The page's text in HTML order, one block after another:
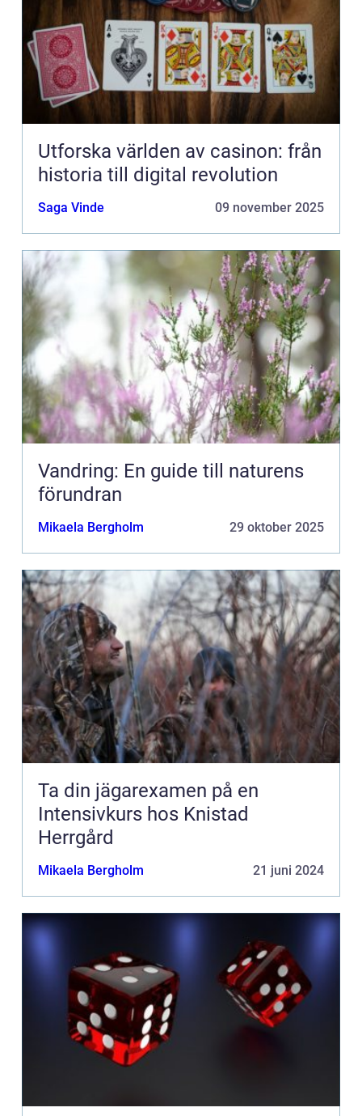
Utforska världen av casinon: från
historia till digital revolution
Saga Vinde 09 november 2025
Vandring: En guide till naturens
förundran
Mikaela Bergholm 29 oktober 2025
Ta din jägarexamen på en
Intensivkurs hos Knistad
Herrgård
Mikaela Bergholm 21 juni 2024